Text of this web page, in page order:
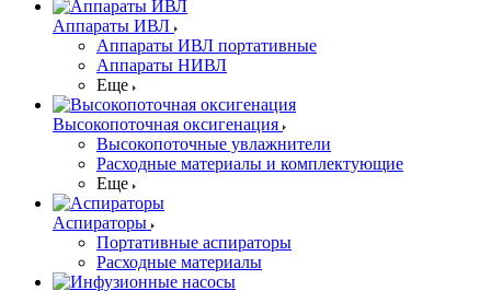
Аппараты ИВЛ
Аппараты ИВЛ портативные
Аппараты НИВЛ
Еще
Высокопоточная оксигенация
Высокопоточные увлажнители
Расходные материалы и комплектующие
Еще
Аспираторы
Портативные аспираторы
Расходные материалы